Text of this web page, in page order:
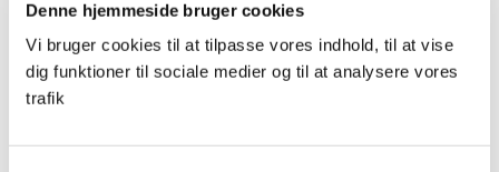
Denne hjemmeside bruger cookies
Vi bruger cookies til at tilpasse vores indhold, til at vise
dig funktioner til sociale medier og til at analysere vores
trafik
anbefaler, at du taler med en rådgiver.